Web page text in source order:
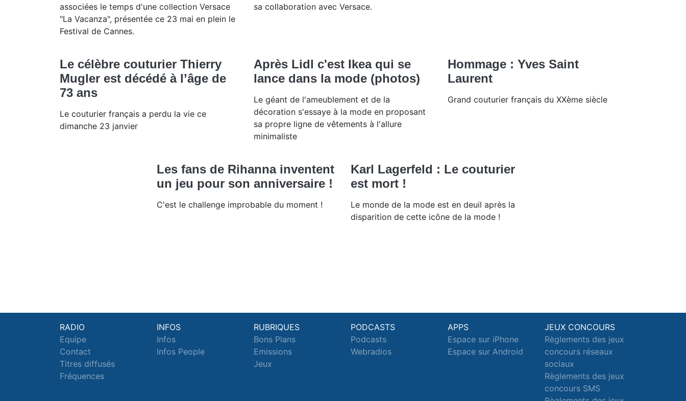
associées le temps d'une collection Versace
"La Vacanza", présentée ce 23 mai en plein le
Festival de Cannes.
sa collaboration avec Versace.
Le célèbre couturier Thierry
Mugler est décédé à l’âge de
73 ans
Le couturier français a perdu la vie ce
dimanche 23 janvier
Après Lidl c'est Ikea qui se
lance dans la mode (photos)
Le géant de l'ameublement et de la
décoration s'essaye à la mode en proposant
sa propre ligne de vêtements à l'allure
minimaliste
Hommage : Yves Saint
Laurent
Grand couturier français du XXème siècle
Les fans de Rihanna inventent
un jeu pour son anniversaire !
C'est le challenge improbable du moment !
Karl Lagerfeld : Le couturier
est mort !
Le monde de la mode est en deuil après la
disparition de cette icône de la mode !
RADIO
Equipe
Contact
Titres diffusés
Fréquences
INFOS
Infos
Infos People
RUBRIQUES
Bons Plans
Emissions
Jeux
PODCASTS
Podcasts
Webradios
APPS
Espace sur iPhone
Espace sur Android
JEUX CONCOURS
Règlements des jeux
concours réseaux
sociaux
Règlements des jeux
concours SMS